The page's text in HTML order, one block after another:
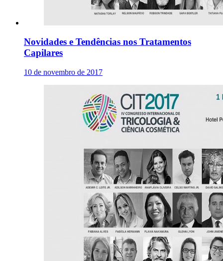
Novidades e Tendências nos Tratamentos
Capilares
10 de novembro de 2017